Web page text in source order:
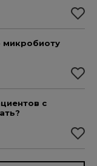
микробиоту
с